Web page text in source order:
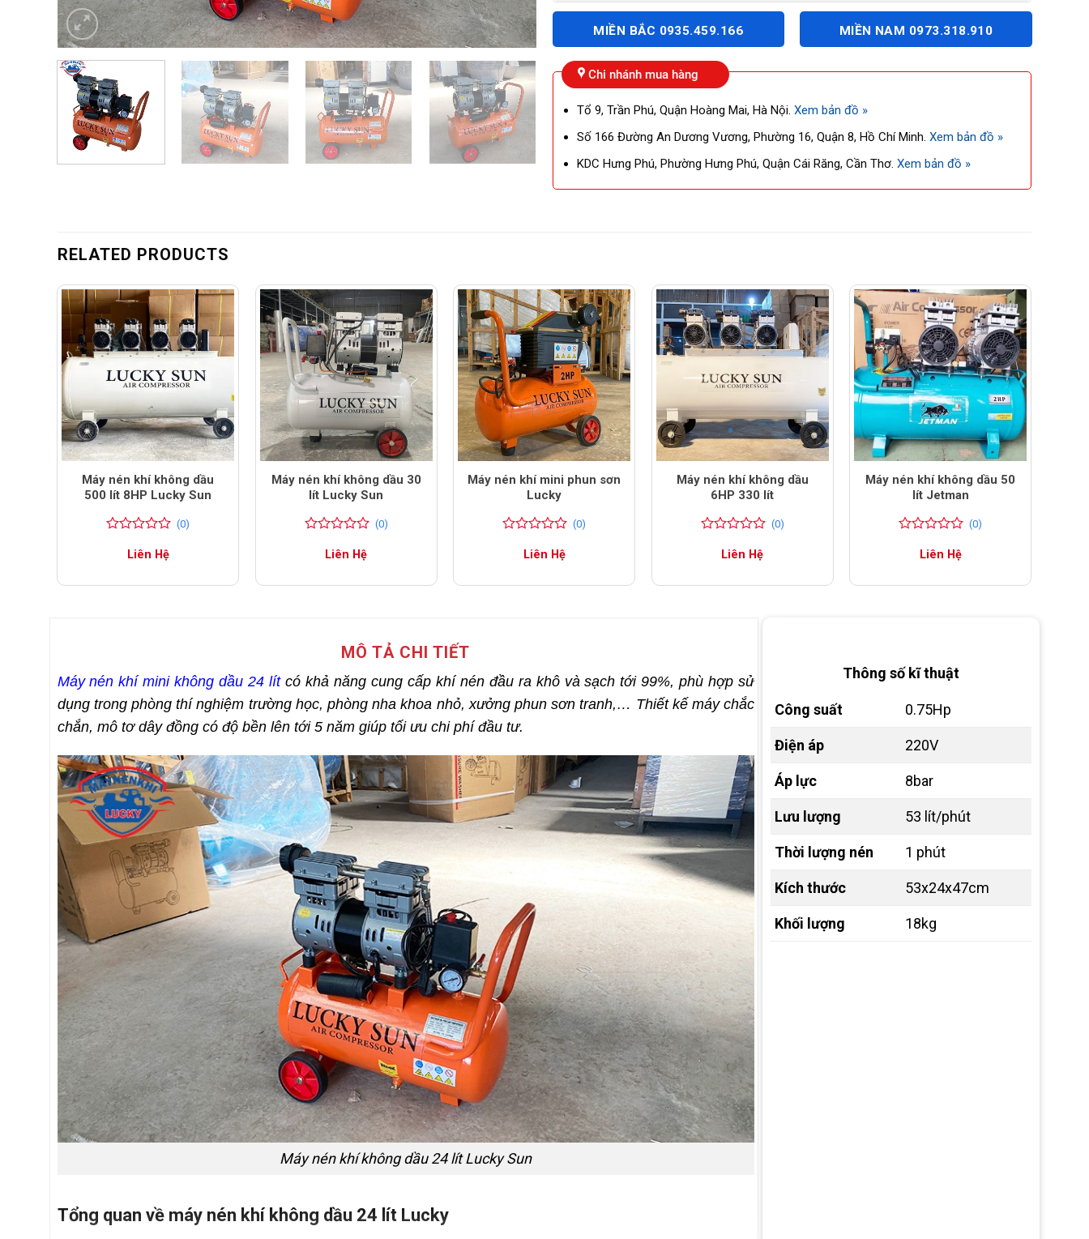
MIỀN BẮC 0935.459.166 MIỀN NAM 0973.318.910
Chi nhánh mua hàng
Tổ 9, Trần Phú, Quận Hoàng Mai, Hà Nội.Xem bản đồ »
Số 166 Đường An Dương Vương, Phường 16, Quận 8, Hồ Chí Minh.Xem bản đồ »
KDC Hưng Phú, Phường Hưng Phú, Quận Cái Răng, Cần Thơ.Xem bản đồ »
RELATED PRODUCTS
Máy nén khí không dầu
500 lít 8HP Lucky Sun
(0)
Liên Hệ
Máy nén khí không dầu 30
lít Lucky Sun
(0)
Liên Hệ
Máy nén khí mini phun sơn
Lucky
(0)
Liên Hệ
Máy nén khí không dầu
6HP 330 lít
(0)
Liên Hệ
Máy nén khí không dầu 50
lít Jetman
(0)
Liên Hệ
MÔ TẢ CHI TIẾT
Máy nén khí mini không dầu 24 lít có khả năng cung cấp khí nén đầu ra khô và sạch tới 99%, phù hợp sử
dụng trong phòng thí nghiệm trường học, phòng nha khoa nhỏ, xưởng phun sơn tranh,… Thiết kế máy chắc
chắn, mô tơ dây đồng có độ bền lên tới 5 năm giúp tối ưu chi phí đầu tư.
Máy nén khí không dầu 24 lít Lucky Sun
Tổng quan về máy nén khí không dầu 24 lít Lucky
Thông số kĩ thuật
Công suất 0.75Hp
Điện áp 220V
Áp lực 8bar
Lưu lượng 53 lít/phút
Thời lượng nén 1 phút
Kích thước 53x24x47cm
Khối lượng 18kg